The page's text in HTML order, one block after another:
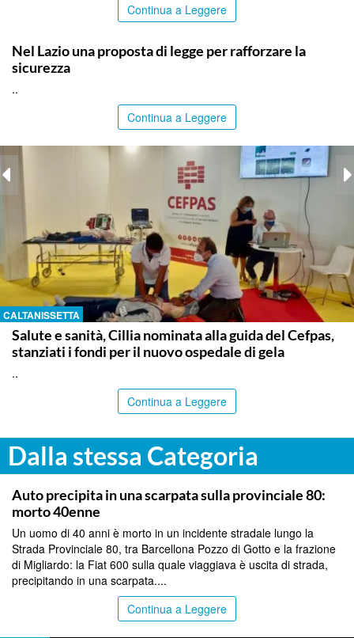
Continua a Leggere
Nel Lazio una proposta di legge per rafforzare la
sicurezza
..
Continua a Leggere
CALTANISSETTA
Salute e sanità, Cillia nominata alla guida del Cefpas,
stanziati i fondi per il nuovo ospedale di gela
..
Continua a Leggere
Dalla stessa Categoria
MESSINA
Auto precipita in una scarpata sulla provinciale 80:
morto 40enne
Un uomo di 40 anni è morto in un incidente stradale lungo la
Strada Provinciale 80, tra Barcellona Pozzo di Gotto e la frazione
di Migliardo: la Fiat 600 sulla quale viaggiava è uscita di strada,
precipitando in una scarpata....
Continua a Leggere